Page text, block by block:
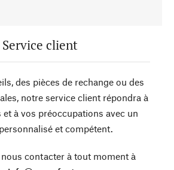
Service client
des pièces de rechange ou des
notre service client répondra à
à vos préoccupations avec un
et compétent.
contacter à tout moment à